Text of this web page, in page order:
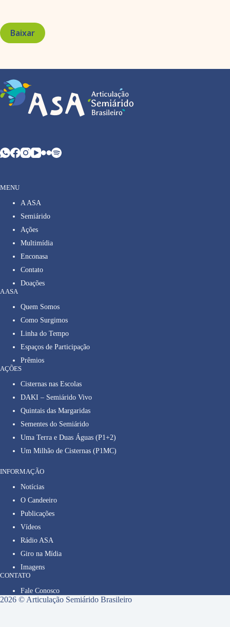
Baixar
MENU
A ASA
Semiárido
Ações
Multimídia
Enconasa
Contato
Doações
A ASA
Quem Somos
Como Surgimos
Linha do Tempo
Espaços de Participação
Prêmios
AÇÕES
Cisternas nas Escolas
DAKI – Semiárido Vivo
Quintais das Margaridas
Sementes do Semiárido
Uma Terra e Duas Águas (P1+2)
Um Milhão de Cisternas (P1MC)
INFORMAÇÃO
Notícias
O Candeeiro
Publicações
Vídeos
Rádio ASA
Giro na Mídia
Imagens
CONTATO
Fale Conosco
2026 © Articulação Semiárido Brasileiro